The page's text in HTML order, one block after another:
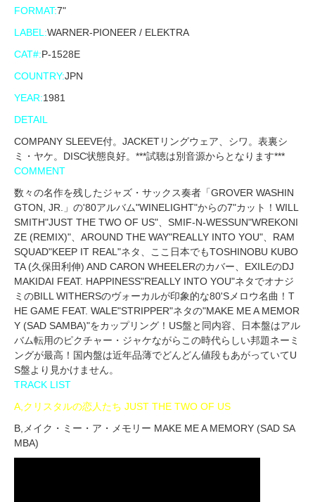
FORMAT:7"
LABEL:WARNER-PIONEER / ELEKTRA
CAT#:P-1528E
COUNTRY:JPN
YEAR:1981
DETAIL
COMPANY SLEEVE付。JACKETリングウェア、シワ。表裏シ
ミ・ヤケ。DISC状態良好。***試聴は別音源からとなります***
COMMENT
数々の名作を残したジャズ・サックス奏者「GROVER WASHIN
GTON, JR.」の'80アルバム"WINELIGHT"からの7"カット！WILL
SMITH"JUST THE TWO OF US"、SMIF-N-WESSUN"WREKONI
ZE (REMIX)"、AROUND THE WAY"REALLY INTO YOU"、RAM
SQUAD"KEEP IT REAL"ネタ、ここ日本でもTOSHINOBU KUBO
TA (久保田利伸) AND CARON WHEELERのカバー、EXILEのDJ
MAKIDAI FEAT. HAPPINESS"REALLY INTO YOU"ネタでオナジ
ミのBILL WITHERSのヴォーカルが印象的な80'Sメロウ名曲！T
HE GAME FEAT. WALE"STRIPPER"ネタの"MAKE ME A MEMOR
Y (SAD SAMBA)"をカップリング！US盤と同内容、日本盤はアル
バム転用のピクチャー・ジャケながらこの時代らしい邦題ネーミ
ングが最高！国内盤は近年品薄でどんどん値段もあがっていてU
S盤より見かけません。
TRACK LIST
A,クリスタルの恋人たち JUST THE TWO OF US
B,メイク・ミー・ア・メモリー MAKE ME A MEMORY (SAD SA
MBA)